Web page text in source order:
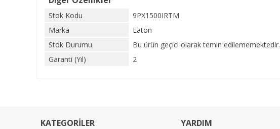
Stok Kodu
9PX1500IRTM
Marka
Eaton
Stok Durumu
Bu ürün geçici olarak temin edilememektedir.
Garanti (Yıl)
2
KATEGORİLER YARDIM